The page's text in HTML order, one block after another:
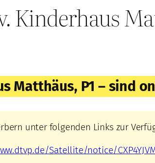
Kinderhaus
Matthäus, P1 – sind
unter folgenden Links zur
Satellite/notice/